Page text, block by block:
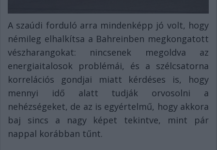
A szaúdi forduló arra mindenképp jó volt, hogy
némileg elhalkítsa a Bahreinben megkongatott
vészharangokat: nincsenek megoldva az
energiaitalosok problémái, és a szélcsatorna
korrelációs gondjai miatt kérdéses is, hogy
mennyi idő alatt tudják orvosolni a
nehézségeket, de az is egyértelmű, hogy akkora
baj sincs a nagy képet tekintve, mint pár
nappal korábban tűnt.